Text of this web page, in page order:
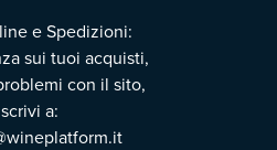
e Spedizioni:
sui tuoi acquisti,
con il sito,
scrivi a: